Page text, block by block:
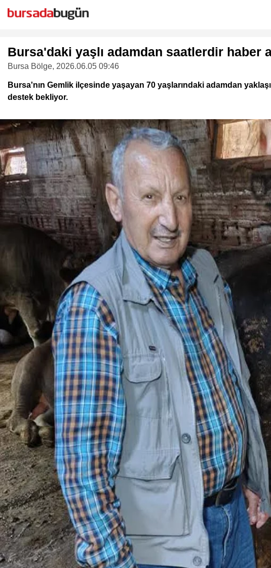
Bursa'daki yaşlı adamdan saatlerdir haber
Bursa Bölge, 2026.06.05 09:46
Bursa'nın Gemlik ilçesinde yaşayan 70 yaşlarındaki adamdan
destek bekliyor.